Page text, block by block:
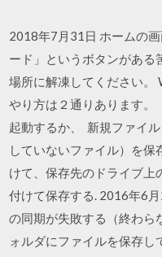
2018年7月31日 ホームの
ード」というボタンがある
場所に解凍してください。
やり方は２通りあります。
起動するか、 新規ファイ
していないファイル）を
けて、保存先のドライブ
付けて保存する. 2016年6
の同期が失敗する（終わら
ォルダにファイルを保存